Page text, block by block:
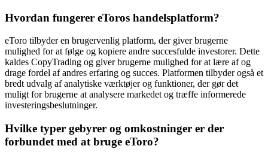
Hvordan fungerer eToros handelsplatform?
eToro tilbyder en brugervenlig platform, der giver brugerne
mulighed for at følge og kopiere andre succesfulde investorer. Dette
kaldes CopyTrading og giver brugerne mulighed for at lære af og
drage fordel af andres erfaring og succes. Platformen tilbyder også et
bredt udvalg af analytiske værktøjer og funktioner, der gør det
muligt for brugerne at analysere markedet og træffe informerede
investeringsbeslutninger.
Hvilke typer gebyrer og omkostninger er der
forbundet med at bruge eToro?